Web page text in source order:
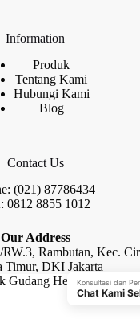
Information
Produk
Tentang Kami
Hubungi Kami
Blog
Contact Us
(021) 87786434
0812 8855 1012
Our Address
Rambutan, Kec.
Timur, DKI Jakarta
Gudang Heayy Duty by
Konsultasi dan
Chat Kami